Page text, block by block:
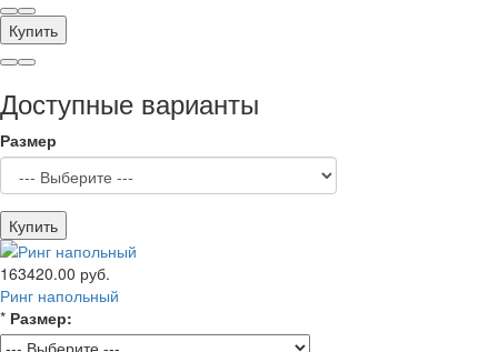
Купить
Доступные варианты
Размер
Купить
163420.00 руб.
Ринг напольный
* Размер: